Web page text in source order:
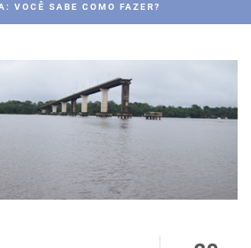
VOCÊ SABE COMO FAZER?